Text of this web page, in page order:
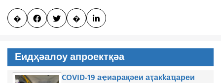
�   � 
Еидҳәалоу апроектқәа
COVID-19 аҿиарақәеи аҭакҟаҵареи